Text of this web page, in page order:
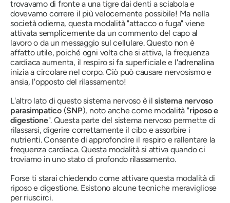
trovavamo di fronte a una tigre dai denti a sciabola e
dovevamo correre il più velocemente possibile! Ma nella
società odierna, questa modalità "attacco o fuga" viene
attivata semplicemente da un commento del capo al
lavoro o da un messaggio sul cellulare. Questo non è
affatto utile, poiché ogni volta che si attiva, la frequenza
cardiaca aumenta, il respiro si fa superficiale e l'adrenalina
inizia a circolare nel corpo. Ciò può causare nervosismo e
ansia, l'opposto del rilassamento!
L'altro lato di questo sistema nervoso è ilsistema nervoso
parasimpatico(SNP), noto anche come modalità "riposo e
digestione". Questa parte del sistema nervoso permette di
rilassarsi, digerire correttamente il cibo e assorbire i
nutrienti. Consente di approfondire il respiro e rallentare la
frequenza cardiaca. Questa modalità si attiva quando ci
troviamo in uno stato di profondo rilassamento.
Forse ti starai chiedendo come attivare questa modalità di
riposo e digestione. Esistono alcune tecniche meravigliose
per riuscirci.